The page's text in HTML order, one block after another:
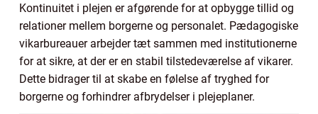
Kontinuitet i plejen er afgørende for at opbygge tillid og
relationer mellem borgerne og personalet. Pædagogiske
vikarbureauer arbejder tæt sammen med institutionerne
for at sikre, at der er en stabil tilstedeværelse af vikarer.
Dette bidrager til at skabe en følelse af tryghed for
borgerne og forhindrer afbrydelser i plejeplaner.